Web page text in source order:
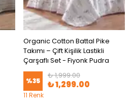
Organic Cotton Battal Pike
Takımı – Çift Kişilik Lastikli
Çarşaflı Set - Fiyonk Pudra
%35
₺ 1,999.00
₺ 1,299.00
11 Renk